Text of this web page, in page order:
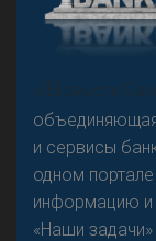
«Н
овости
и сервисы
одном
информацию и
«Наши